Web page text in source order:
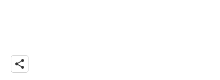
share